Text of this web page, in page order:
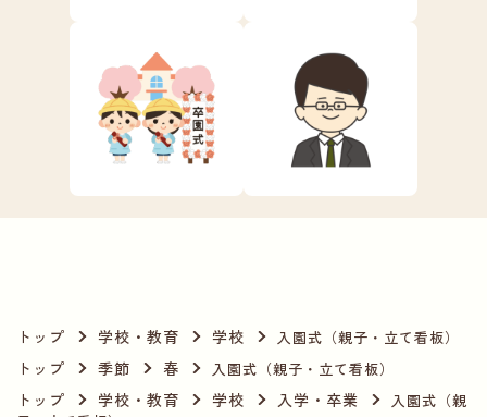
トップ 学校・教育 学校 入園式（親子・立て看板）
トップ 季節 春 入園式（親子・立て看板）
トップ 学校・教育 学校 入学・卒業
入園式（親